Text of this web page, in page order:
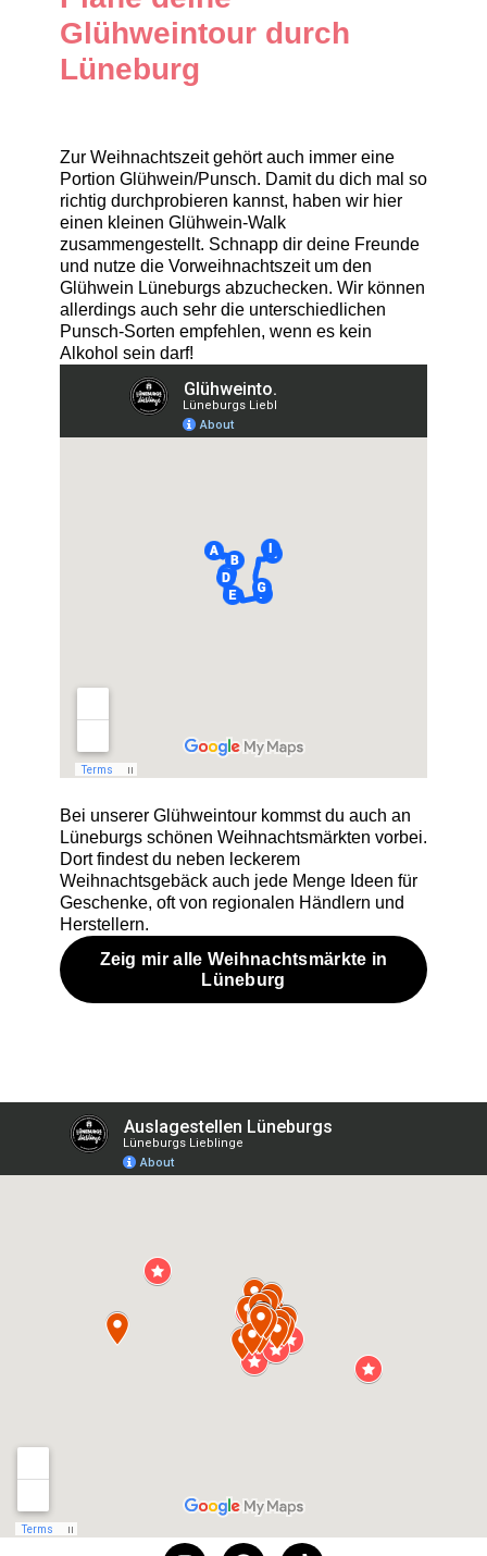
Glühweintour durch
Lüneburg
Zur Weihnachtszeit gehört auch immer eine
Portion Glühwein/Punsch. Damit du dich mal so
richtig durchprobieren kannst, haben wir hier
einen kleinen Glühwein-Walk
zusammengestellt. Schnapp dir deine Freunde
und nutze die Vorweihnachtszeit um den
Glühwein Lüneburgs abzuchecken. Wir können
allerdings auch sehr die unterschiedlichen
Punsch-Sorten empfehlen, wenn es kein
Alkohol sein darf!
Bei unserer Glühweintour kommst du auch an
Lüneburgs schönen Weihnachtsmärkten vorbei.
Dort findest du neben leckerem
Weihnachtsgebäck auch jede Menge Ideen für
Geschenke, oft von regionalen Händlern und
Herstellern.
Zeig mir alle Weihnachtsmärkte in
Lüneburg